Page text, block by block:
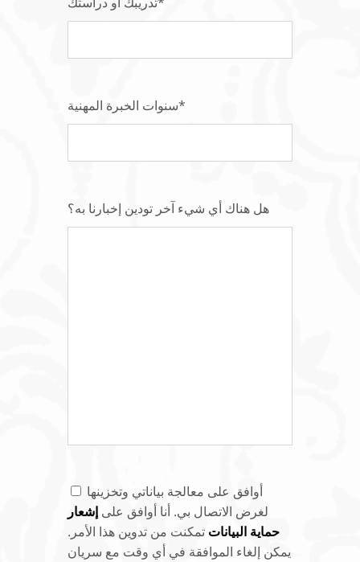
سنوات الخبرة المهنية*
هل هناك أي شيء آخر تودين إخبارنا به؟
لغرض الاتصال بي. أنا أوافق على إشعار
حماية البيانات تمكنت من تدوين هذا الأمر.
يمكن إلغاء الموافقة في أي وقت مع سريان